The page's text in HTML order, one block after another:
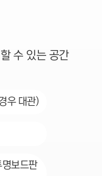
수 있는 공간
우 대관)
보드판